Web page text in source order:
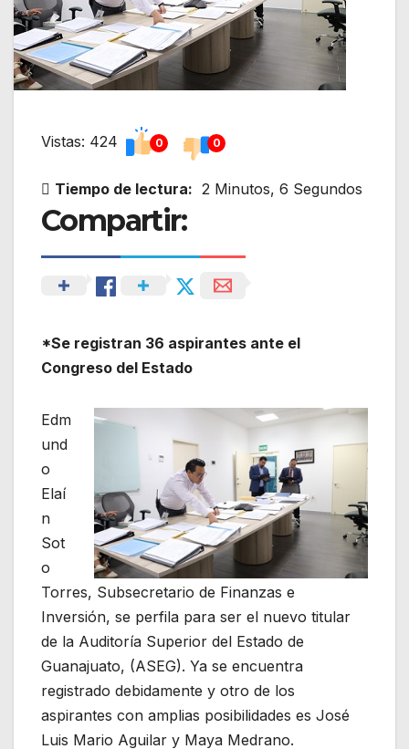
Vistas: 424 0 0
Tiempo de lectura: 2 Minutos, 6 Segundos
Compartir:
*Se registran 36 aspirantes ante el
Congreso del Estado
Edm
und
o
Elaí
n
Sot
o
Torres, Subsecretario de Finanzas e
Inversión, se perfila para ser el nuevo titular
de la Auditoría Superior del Estado de
Guanajuato, (ASEG). Ya se encuentra
registrado debidamente y otro de los
aspirantes con amplias posibilidades es José
Luis Mario Aguilar y Maya Medrano.